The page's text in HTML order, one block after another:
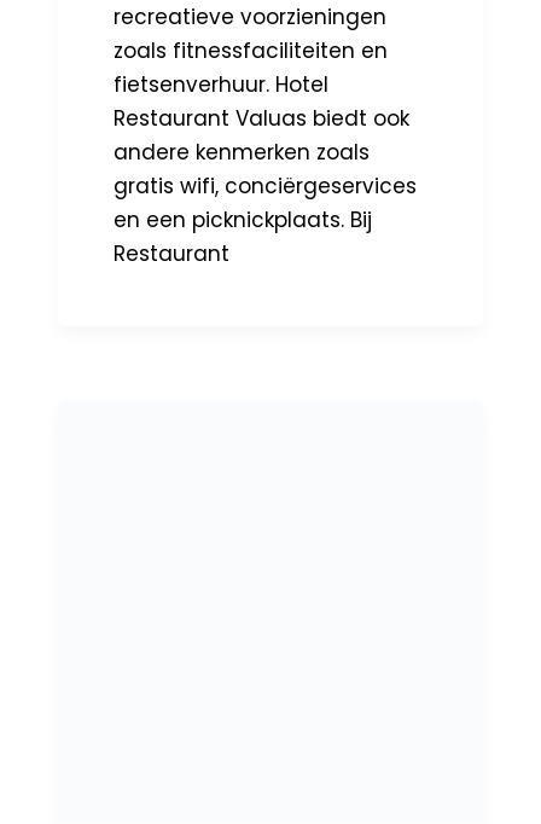
recreatieve voorzieningen
zoals fitnessfaciliteiten en
fietsenverhuur. Hotel
Restaurant Valuas biedt ook
andere kenmerken zoals
gratis wifi, conciërgeservices
en een picknickplaats. Bij
Restaurant